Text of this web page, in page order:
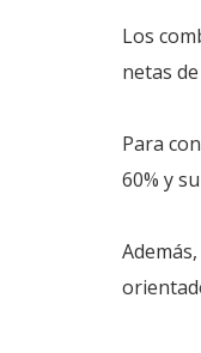
Los
netas
Para
60% y